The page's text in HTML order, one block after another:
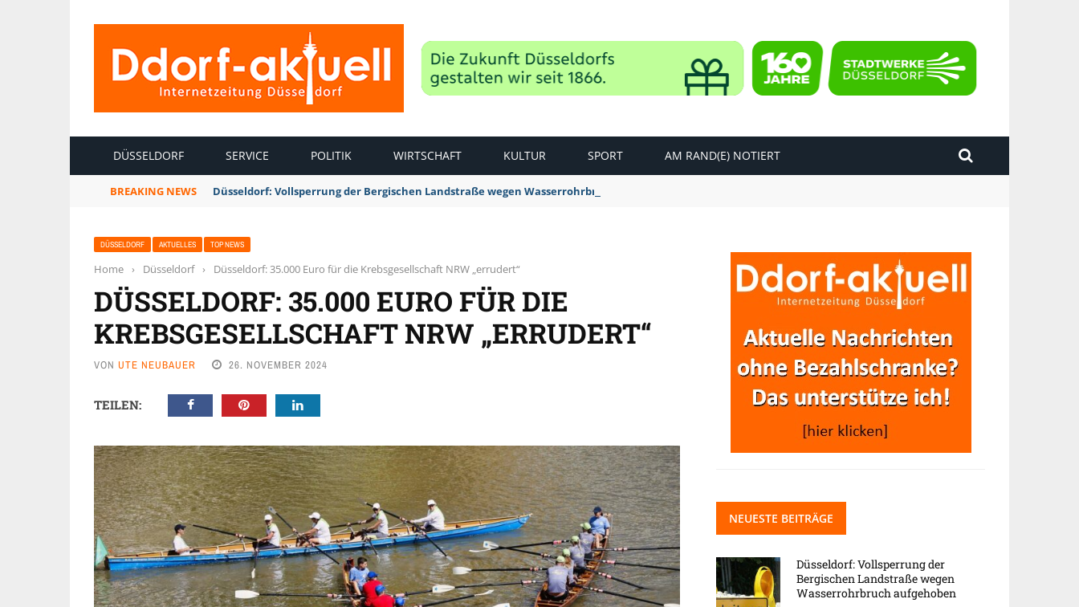
DÜSSELDORF SERVICE POLITIK WIRTSCHAFT KULTUR SPORT AM RAND(E) NOTIERT
BREAKING NEWS Düsseldorf: Vollsperrung der Bergischen Landstraße wegen Wasserrohrbruch aufgehoben
DÜSSELDORF AKTUELLES TOP NEWS
Home › Düsseldorf › Düsseldorf: 35.000 Euro für die Krebsgesellschaft NRW „errudert“
DÜSSELDORF: 35.000 EURO FÜR DIE
KREBSGESELLSCHAFT NRW „ERRUDERT“
VON UTE NEUBAUER 26. NOVEMBER 2024
TEILEN:
NEUESTE BEITRÄGE
Düsseldorf: Vollsperrung der
Bergischen Landstraße wegen
Wasserrohrbruch aufgehoben